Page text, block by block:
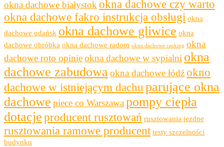
okna dachowe białystokokna dachowe czy warto
okna dachowe fakro instrukcja obsługi okna
dachowe gdańsk okna dachowe gliwice okna
dachowe obróbka okna dachowe radom okna dachowe ranking okna
dachowe roto opinieokna dachowe w sypialni okna
dachowe zabudowaokna dachowe łódźokno
dachowe w istniejącym dachu parujące okna
dachowe piece co Warszawapompy ciepła
dotacje producent rusztowań rusztowania jezdne
rusztowania ramowe producent testy szczelności
budynku